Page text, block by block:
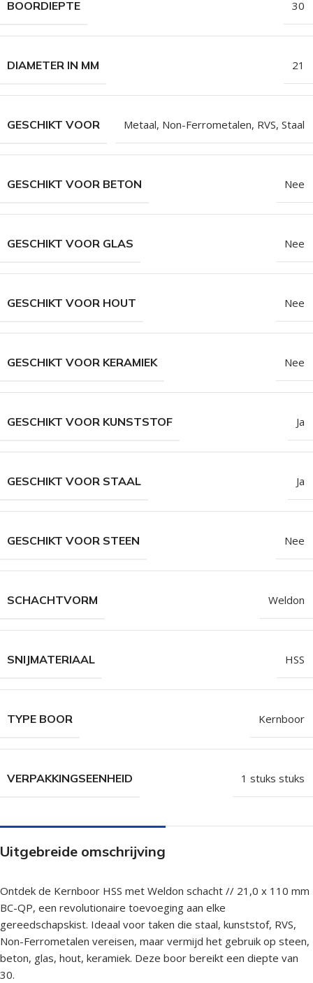
BOORDIEPTE 30
DIAMETER IN MM 21
GESCHIKT VOOR Metaal, Non-Ferrometalen, RVS, Staal
GESCHIKT VOOR BETON Nee
GESCHIKT VOOR GLAS Nee
GESCHIKT VOOR HOUT Nee
GESCHIKT VOOR KERAMIEK Nee
GESCHIKT VOOR KUNSTSTOF Ja
GESCHIKT VOOR STAAL Ja
GESCHIKT VOOR STEEN Nee
SCHACHTVORM Weldon
SNIJMATERIAAL HSS
TYPE BOOR Kernboor
VERPAKKINGSEENHEID 1 stuks stuks
Uitgebreide omschrijving
Ontdek de Kernboor HSS met Weldon schacht // 21,0 x 110 mm
BC-QP, een revolutionaire toevoeging aan elke
gereedschapskist. Ideaal voor taken die staal, kunststof, RVS,
Non-Ferrometalen vereisen, maar vermijd het gebruik op steen,
beton, glas, hout, keramiek. Deze boor bereikt een diepte van
30.